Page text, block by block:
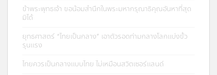
ข้าพระพุทธเจ้า ขอน้อมสำนึกในพระมหากรุณาธิคุณอันหาที่สุด
มิได้
ยุทธศาสตร์ “ไทยเป็นกลาง” เอาตัวรอดท่ามกลางโลกแบ่งขั้ว
รุนแรง
ไทยควรเป็นกลางแบบไทย ไม่เหมือนสวิตเซอร์แลนด์